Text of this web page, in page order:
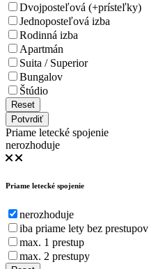
Dvojposteľová (+prísteľky)
Jednoposteľová izba
Rodinná izba
Apartmán
Suita / Superior
Bungalov
Štúdio
Reset
Potvrdiť
Priame letecké spojenie
nerozhoduje
Priame letecké spojenie
nerozhoduje
iba priame lety bez prestupov
max. 1 prestup
max. 2 prestupy